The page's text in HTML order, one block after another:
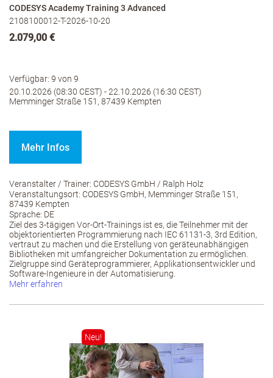
CODESYS Academy Training 3 Advanced
2108100012-T-2026-10-20
2.079,00 €
Verfügbar: 9 von 9
20.10.2026 (08:30 CEST) - 22.10.2026 (16:30 CEST)
Memminger Straße 151, 87439 Kempten
Mehr Infos
Veranstalter / Trainer: CODESYS GmbH / Ralph Holz
Veranstaltungsort: CODESYS GmbH, Memminger Straße 151,
87439 Kempten
Sprache: DE
Ziel des 3-tägigen Vor-Ort-Trainings ist es, die Teilnehmer mit der
objektorientierten Programmierung nach IEC 61131-3, 3rd Edition,
vertraut zu machen und die Erstellung von geräteunabhängigen
Bibliotheken mit umfangreicher Dokumentation zu ermöglichen.
Zielgruppe sind Geräteprogrammierer, Applikationsentwickler und
Software-Ingenieure in der Automatisierung.
Mehr erfahren
Neu!